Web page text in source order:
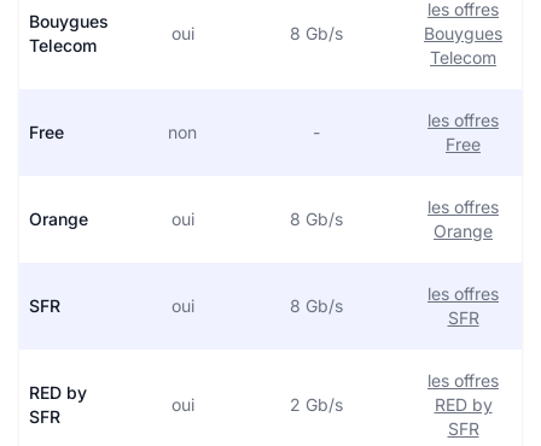
Bouygues
Telecom
oui 8 Gb/s
les offres
Bouygues
Telecom
Free non -
les offres
Free
Orange oui 8 Gb/s
les offres
Orange
SFR oui 8 Gb/s
les offres
SFR
RED by
SFR
oui 2 Gb/s
les offres
RED by
SFR